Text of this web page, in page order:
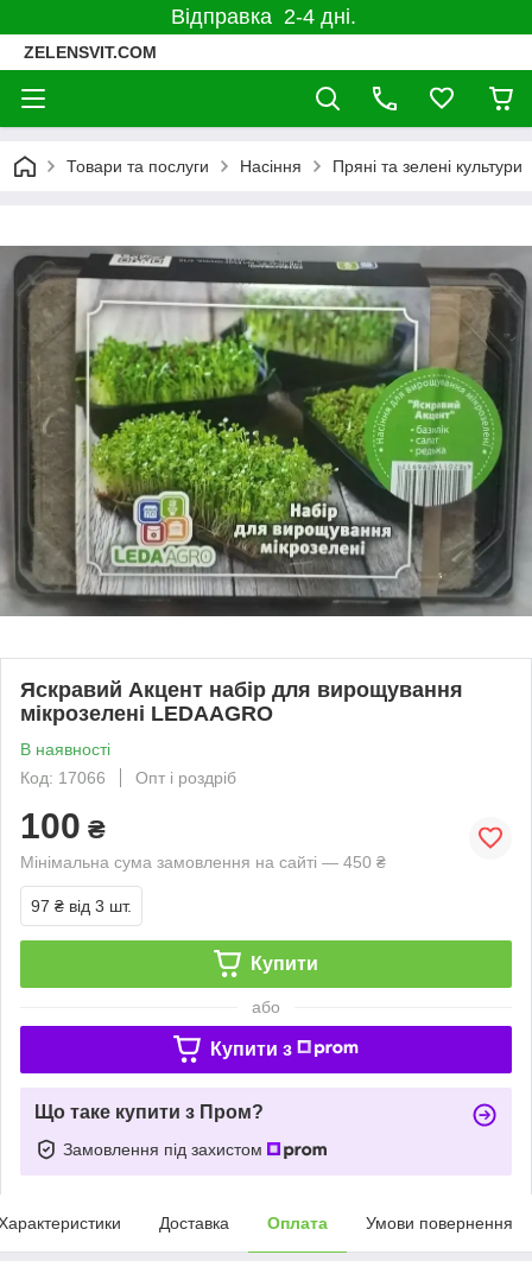
Відправка 2-4 дні.
ZELENSVIT.COM
Товари та послуги Насіння Пряні та зелені культури
Яскравий Акцент набір для вирощування
мікрозелені LEDAAGRO
В наявності
Код: 17066
Опт і роздріб
100 ₴
Мінімальна сума замовлення на сайті — 450 ₴
97 ₴ від 3 шт.
Купити
або
Купити з
Що таке купити з Пром?
Замовлення під захистом
Доставка Оплата Умови повернення